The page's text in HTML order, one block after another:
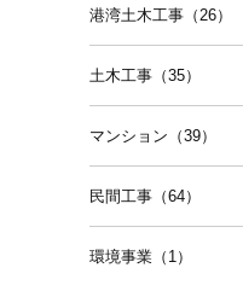
港湾土木工事（26）
土木工事（35）
マンション（39）
民間工事（64）
環境事業（1）